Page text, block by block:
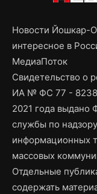
Новости Йошкар-
интересное в
МедиаПоток
Свидетельство о
ИА № ФС 77 -
2021 года выдано
службы по
информационных
массовых
Отдельные
содержать